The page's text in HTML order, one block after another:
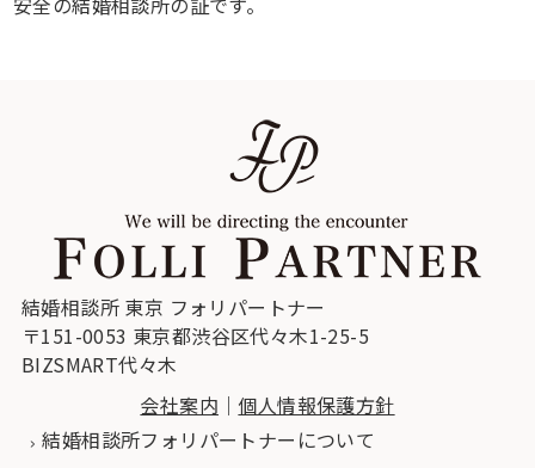
結婚相談所 東京 フォリパートナー
〒151-0053 東京都渋谷区代々木1-25-5
BIZSMART代々木
会社案内 ｜ 個人情報保護方針
結婚相談所フォリパートナーについて